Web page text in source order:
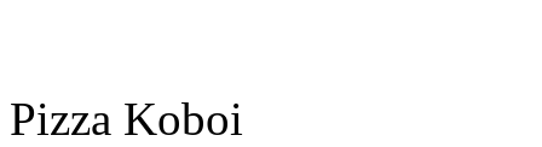
Pizza Koboi